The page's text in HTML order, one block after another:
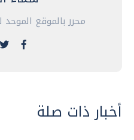
محرر بالموقع الموحد
أخبار ذات صلة